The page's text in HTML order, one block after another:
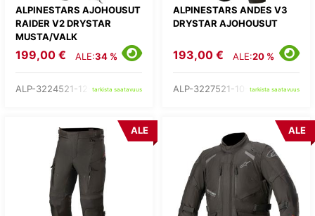
ALPINESTARS AJOHOUSUT
RAIDER V2 DRYSTAR
MUSTA/VALK
199,00 € ALE:34 %
ALP-3224521-12- tarkista saatavuus
ALPINESTARS ANDES V3
DRYSTAR AJOHOUSUT
193,00 € ALE:20 %
ALP-3227521-10- tarkista saatavuus
ALE ALE